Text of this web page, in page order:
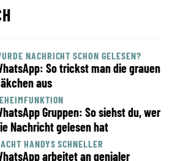
NACHRICHT SCHON GELESEN?
So trickst man die grauen
aus
Gruppen: So siehst du, wer
Nachricht gelesen hat
HANDYS SCHNELLER
arbeitet an genialer